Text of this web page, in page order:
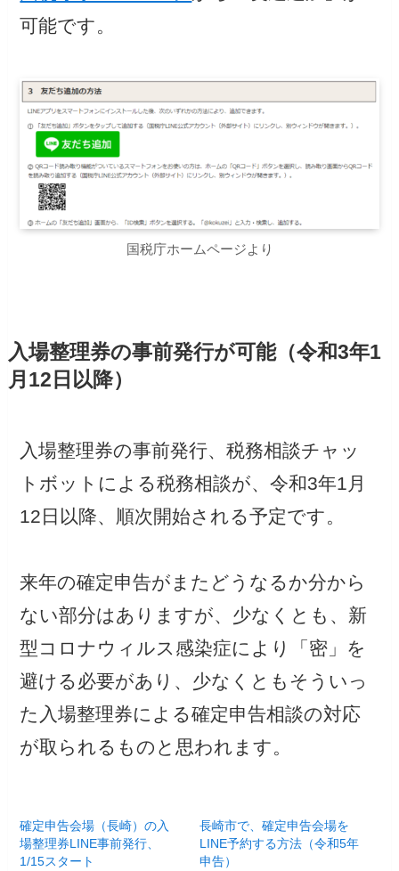
可能です。
国税庁ホームページより
入場整理券の事前発行が可能（令和3年1
月12日以降）
入場整理券の事前発行、税務相談チャッ
トボットによる税務相談が、令和3年1月
12日以降、順次開始される予定です。
来年の確定申告がまたどうなるか分から
ない部分はありますが、少なくとも、新
型コロナウィルス感染症により「密」を
避ける必要があり、少なくともそういっ
た入場整理券による確定申告相談の対応
が取られるものと思われます。
確定申告会場（長崎）の入
場整理券LINE事前発行、
1/15スタート
長崎市で、確定申告会場を
LINE予約する方法（令和5年
申告）